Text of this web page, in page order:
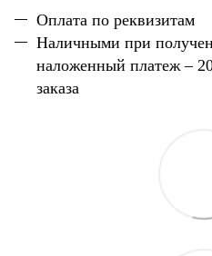
Оплата по реквизитам
Наличными при
наложенный платеж –
заказа